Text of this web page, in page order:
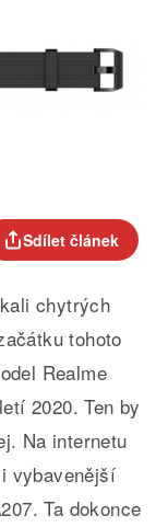
Sdílet článek
chytrých
tohoto
Realme
2020. Ten by
Na internetu
vybavenější
Ta dokonce